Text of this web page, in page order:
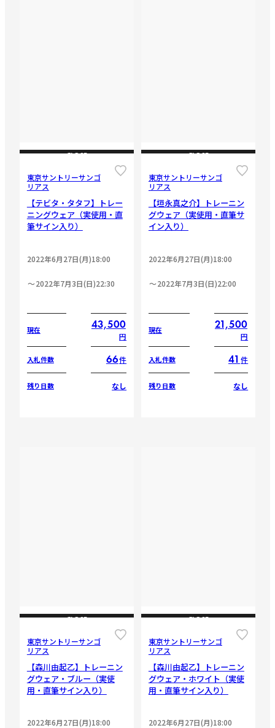
CLOSE
東京サントリーサンゴ
リアス
【テビタ・タタフ】トレー
ニングウェア（実使用・直
筆サイン入り）
2022年6月27日(月)18:00
2022年7月3日(日)22:30
現在 43,500
円
入札件数 66件
残り日数 なし
CLOSE
東京サントリーサンゴ
リアス
【垣永真之介】トレーニン
グウェア（実使用・直筆サ
イン入り）
2022年6月27日(月)18:00
2022年7月3日(日)22:00
現在 21,500
円
入札件数 41 件
残り日数 なし
CLOSE
東京サントリーサンゴ
リアス
【森川由起乙】トレーニン
グウェア・ブルー（実使
用・直筆サイン入り）
2022年6月27日(月)18:00
CLOSE
東京サントリーサンゴ
リアス
【森川由起乙】トレーニン
グウェア・ホワイト（実使
用・直筆サイン入り）
2022年6月27日(月)18:00